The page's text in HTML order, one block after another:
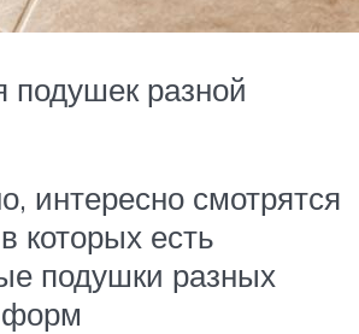
подушек разной
интересно смотрятся
которых есть
подушки разных